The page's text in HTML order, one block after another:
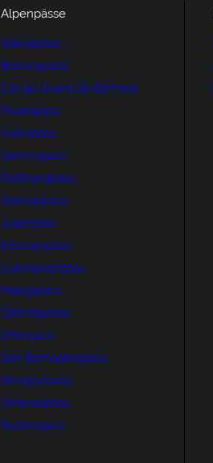
Alpenpässe
Albulapass
Berninapass
Col du Grand St-Bernard
Flüelapass
Furkapass
Gemmipass
Gotthardpass
Grimselpass
Julierpass
Klausenpass
Lukmanierpass
Malojapass
Oberalppass
Ofenpass
San Bernadinopass
Simplonpass
Umbrailpass
Sustenpass